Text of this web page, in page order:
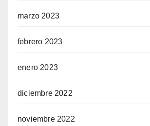
marzo 2023
febrero 2023
enero 2023
diciembre 2022
noviembre 2022